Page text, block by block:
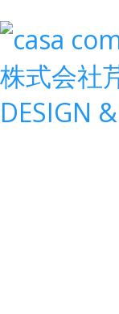
株式会社
DESIGN &